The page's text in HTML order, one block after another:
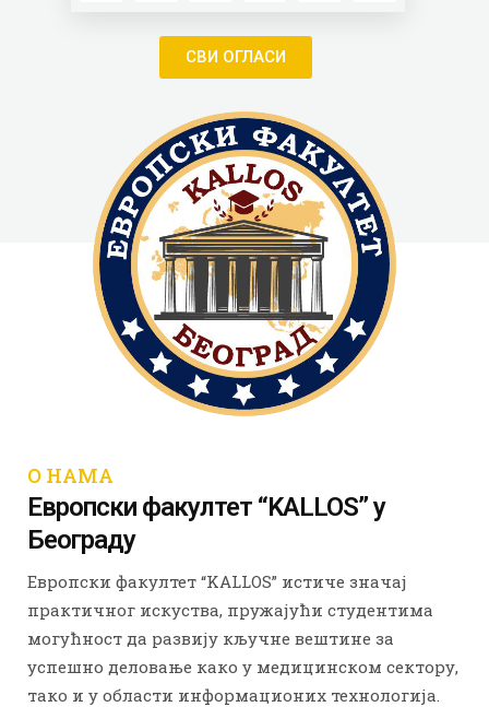
СВИ ОГЛАСИ
О НАМА
Европски факултет “KALLOS” у
Београду
Европски факултет “KALLOS” истиче значај
практичног искуства, пружајући студентима
могућност да развију кључне вештине за
успешно деловање како у медицинском сектору,
тако и у области информационих технологија.